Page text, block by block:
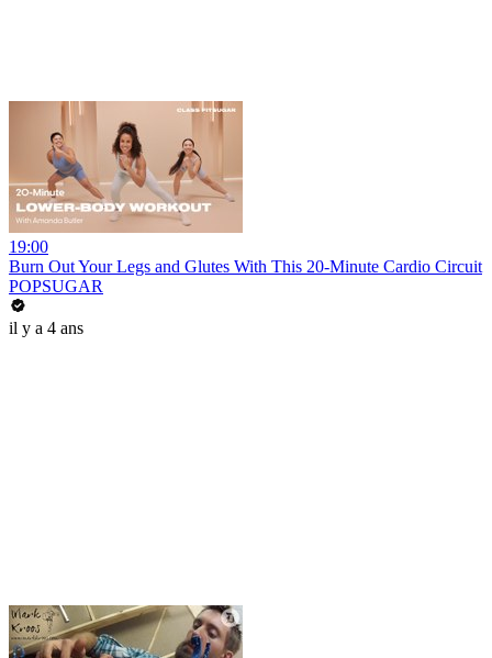
19:00
Burn Out Your Legs and Glutes With This 20-Minute Cardio Circuit
POPSUGAR
il y a 4 ans